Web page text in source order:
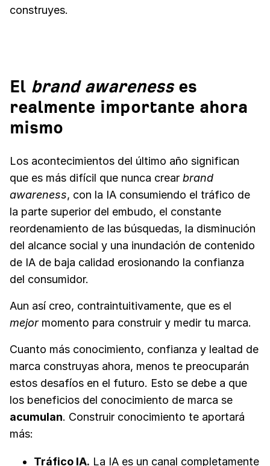
construyes.
El brand awarenesses
realmente importante ahora
mismo
Los acontecimientos del último año significan
que es más difícil que nunca crear brand
awareness, con la IA consumiendo el tráfico de
la parte superior del embudo, el constante
reordenamiento de las búsquedas, la disminución
del alcance social y una inundación de contenido
de IA de baja calidad erosionando la confianza
del consumidor.
Aun así creo, contraintuitivamente, que es el
mejormomento para construir y medir tu marca.
Cuanto más conocimiento, confianza y lealtad de
marca construyas ahora, menos te preocuparán
estos desafíos en el futuro. Esto se debe a que
los beneficios del conocimiento de marca se
acumulan. Construir conocimiento te aportará
más:
Tráfico IA. La IA es un canal completamente